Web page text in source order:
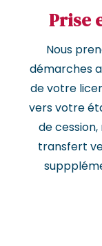
Prise
Nous
démarches
de votre
vers votre
de
transfert